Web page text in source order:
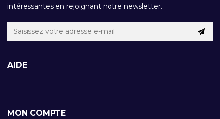
intéressantes en rejoignant notre newsletter.
AIDE
MON COMPTE